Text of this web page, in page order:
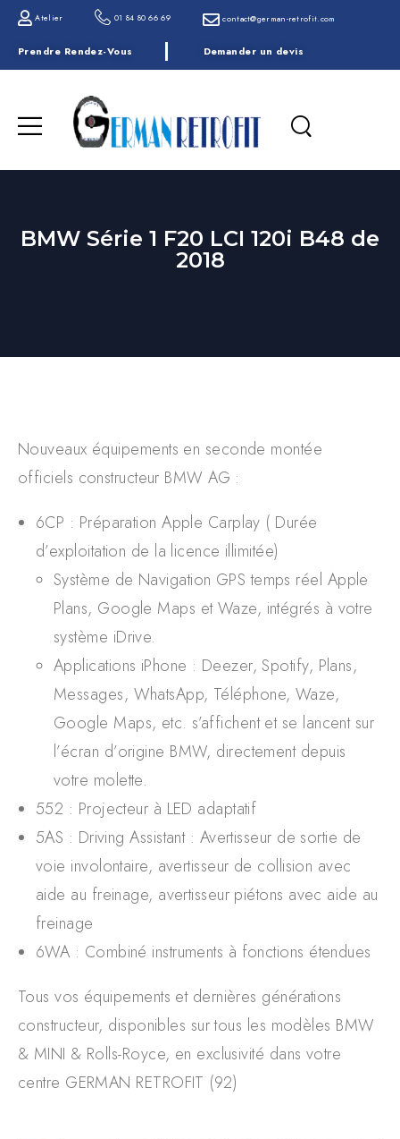
Atelier 01 84 80 66 69 contact@german-retrofit.com
Prendre Rendez-Vous Demander un devis
BMW Série 1 F20 LCI 120i B48 de
2018
Nouveaux équipements en seconde montée
officiels constructeur BMW AG :
6CP : Préparation Apple Carplay ( Durée
d’exploitation de la licence illimitée)
Système de Navigation GPS temps réel Apple
Plans, Google Maps et Waze, intégrés à votre
système iDrive.
Applications iPhone : Deezer, Spotify, Plans,
Messages, WhatsApp, Téléphone, Waze,
Google Maps, etc. s’affichent et se lancent sur
l’écran d’origine BMW, directement depuis
votre molette.
552 : Projecteur à LED adaptatif
5AS : Driving Assistant : Avertisseur de sortie de
voie involontaire, avertisseur de collision avec
aide au freinage, avertisseur piétons avec aide au
freinage
6WA : Combiné instruments à fonctions étendues
Tous vos équipements et dernières générations
constructeur, disponibles sur tous les modèles BMW
& MINI & Rolls-Royce, en exclusivité dans votre
centre GERMAN RETROFIT (92)